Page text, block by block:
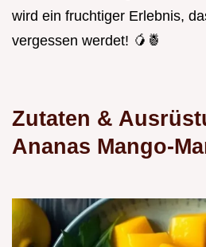
wird ein fruchtiger Erlebnis,
vergessen werdet! 🥭🍍
Zutaten &
Ananas Mango-